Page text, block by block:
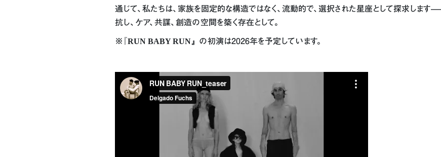
通じて、私たちは、家族を固定的な構造ではなく、流動的で、選択された星座として探求しま
抗し、ケア、共謀、創造の空間を築く存在として。
※『RUN BABY RUN』 の初演は2026年を予定しています。